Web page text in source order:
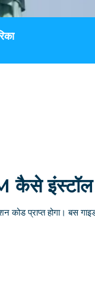
कैसे
प्राप्त होगा। बस